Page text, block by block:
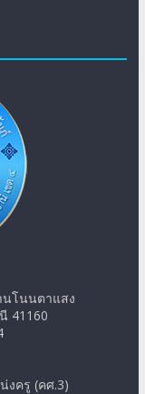
นโนนตาแสง
41160
งครู (คศ.3)